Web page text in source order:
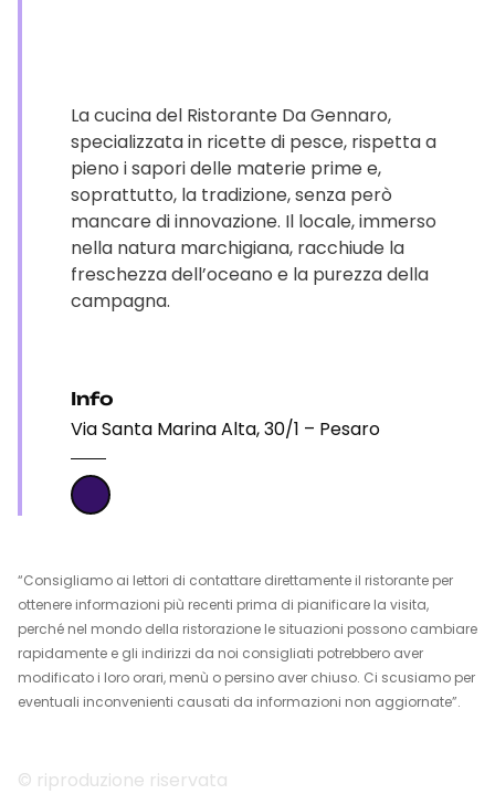
La cucina del Ristorante Da Gennaro,
specializzata in ricette di pesce, rispetta a
pieno i sapori delle materie prime e,
soprattutto, la tradizione, senza però
mancare di innovazione. Il locale, immerso
nella natura marchigiana, racchiude la
freschezza dell’oceano e la purezza della
campagna.
Info
Via Santa Marina Alta, 30/1 – Pesaro
“Consigliamo ai lettori di contattare direttamente il ristorante per
ottenere informazioni più recenti prima di pianificare la visita,
perché nel mondo della ristorazione le situazioni possono cambiare
rapidamente e gli indirizzi da noi consigliati potrebbero aver
modificato i loro orari, menù o persino aver chiuso. Ci scusiamo per
eventuali inconvenienti causati da informazioni non aggiornate”.
© riproduzione riservata